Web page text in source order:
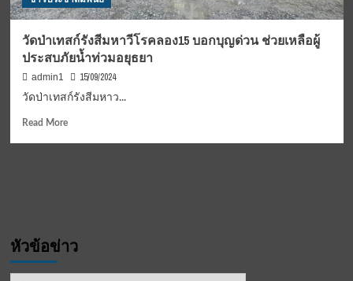
วัดป่าเทสก์รังสีมหาวีโรคลอง15 บอกบุญด่วน ช่วยเหลือผู้
ประสบภัยน้ำท่วมอยุธยา
admin1 15/09/2024
วัดป่าเทสก์รังสีมหาว...
Read MoreRead
มหา
วี
หัวข้อข่าว